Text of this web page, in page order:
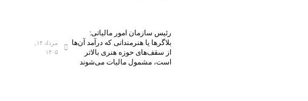
رئیس سازمان امور مالیاتی:
بلاگر‌ها یا هنرمندانی که درآمد آن‌ها
از سقف‌های حوزه هنری بالاتر
است، مشمول مالیات می‌شوند
۱۴۰۵